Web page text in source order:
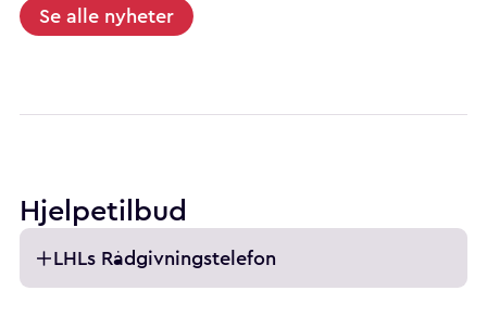
Se alle nyheter
Hjelpetilbud
LHLs Rådgivningstelefon